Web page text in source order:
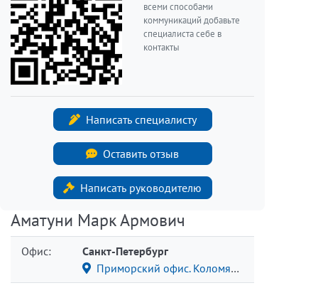
всеми способами
коммуникаций добавьте
специалиста себе в
контакты
Написать специалисту
Оставить отзыв
Написать руководителю
Аматуни Марк Армович
Офис:
Санкт-Петербург
Приморский офис. Коломяжский пр., 15/2